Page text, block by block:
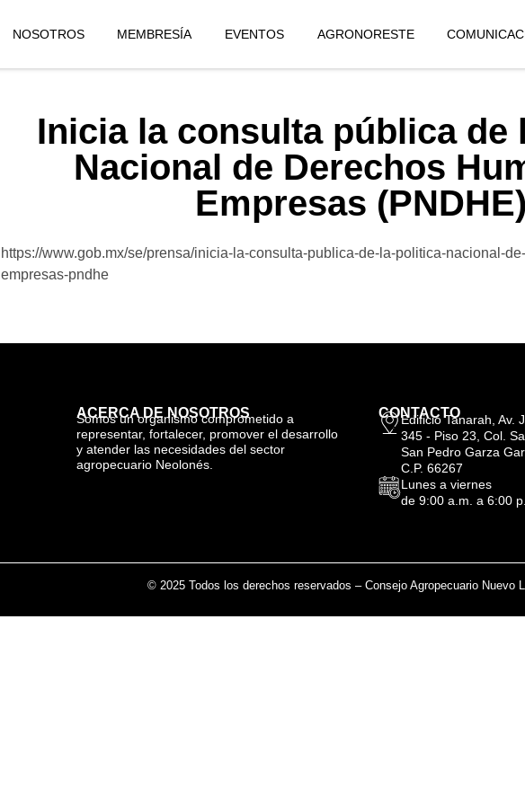
NOSOTROS MEMBRESÍA EVENTOS AGRONORESTE
Inicia la consulta pública de
Nacional de Derechos
Empresas (PNDHE)
https://www.gob.mx/se/prensa/inicia-la-consulta-publica-de-la-politica-nacional-
empresas-pndhe
ACERCA DE NOSOTROS
Somos un organismo comprometido a
representar, fortalecer, promover el desarrollo
y atender las necesidades del sector
agropecuario Neolonés.
CONTACTO
Edificio Tanarah, Av.
345 - Piso 23, Col.
San Pedro Garza
C.P. 66267
Lunes a viernes
de 9:00 a.m. a 6:00
© 2025 Todos los derechos reservados – Consejo Agropecuario Nuevo